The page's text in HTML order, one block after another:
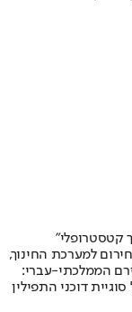
קטסטרופלי"
למערכת החינוך,
הממלכתי-עברי:
דוכני התפילין